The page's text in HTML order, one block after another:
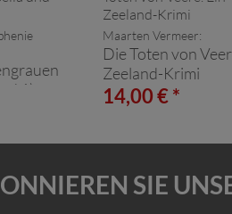
1)
Maarten Vermeer:
Die Toten von
Zeeland-Krimi
14,00 € *
SIE